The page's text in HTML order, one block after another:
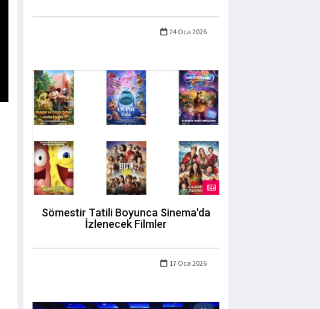
24 Oca 2026
Sömestir Tatili Boyunca Sinema'da
İzlenecek Filmler
17 Oca 2026